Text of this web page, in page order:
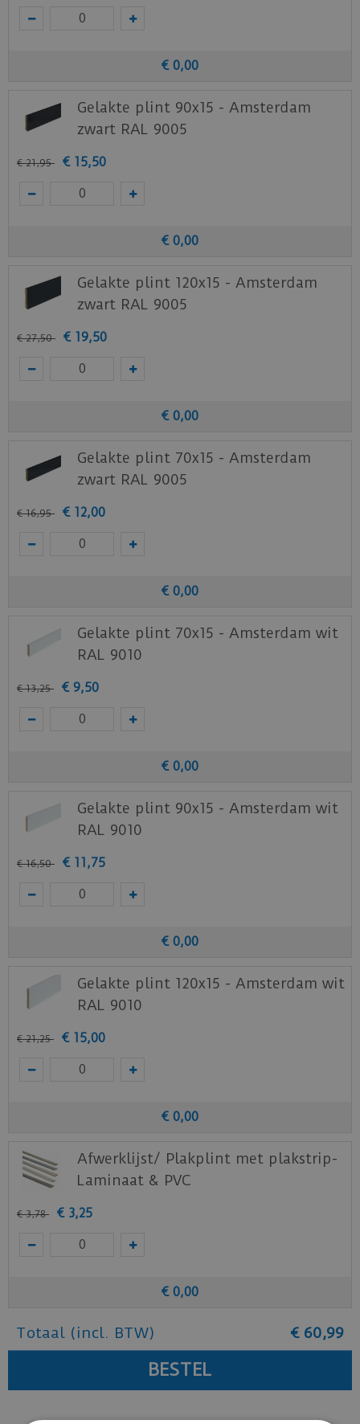
€ 0,00
Gelakte plint 90x15 - Amsterdam
zwart RAL 9005
€ 21,95 € 15,50
€ 0,00
Gelakte plint 120x15 - Amsterdam
zwart RAL 9005
€ 27,50 € 19,50
€ 0,00
Gelakte plint 70x15 - Amsterdam
zwart RAL 9005
€ 16,95 € 12,00
€ 0,00
Gelakte plint 70x15 - Amsterdam wit
RAL 9010
€ 13,25 € 9,50
€ 0,00
Gelakte plint 90x15 - Amsterdam wit
RAL 9010
€ 16,50 € 11,75
€ 0,00
Gelakte plint 120x15 - Amsterdam wit
RAL 9010
€ 21,25 € 15,00
€ 0,00
Afwerklijst/ Plakplint met plakstrip-
Laminaat & PVC
€ 3,78 € 3,25
€ 0,00
Totaal (incl. BTW) € 60,99